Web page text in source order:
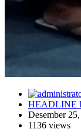
HEADLINE
Desember
1136 views